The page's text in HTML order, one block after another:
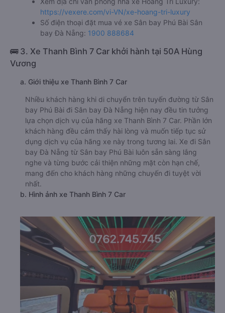
https://vexere.com/vi-VN/xe-hoang-tri-luxury
Số điện thoại đặt mua vé xe Sân bay Phú Bài Sân
bay Đà Nẵng: 1900 888684
🚌 3. Xe Thanh Bình 7 Car khởi hành tại 50A Hùng
Vương
a. Giới thiệu xe Thanh Bình 7 Car
Nhiều khách hàng khi di chuyển trên tuyến đường từ Sân
bay Phú Bài đi Sân bay Đà Nẵng hiện nay đều tin tưởng
lựa chọn dịch vụ của hãng xe Thanh Bình 7 Car. Phần lớn
khách hàng đều cảm thấy hài lòng và muốn tiếp tục sử
dụng dịch vụ của hãng xe này trong tương lai. Xe đi Sân
bay Đà Nẵng từ Sân bay Phú Bài luôn sẵn sàng lắng
nghe và từng bước cải thiện những mặt còn hạn chế,
mang đến cho khách hàng những chuyến đi tuyệt vời
nhất.
b. Hình ảnh xe Thanh Bình 7 Car